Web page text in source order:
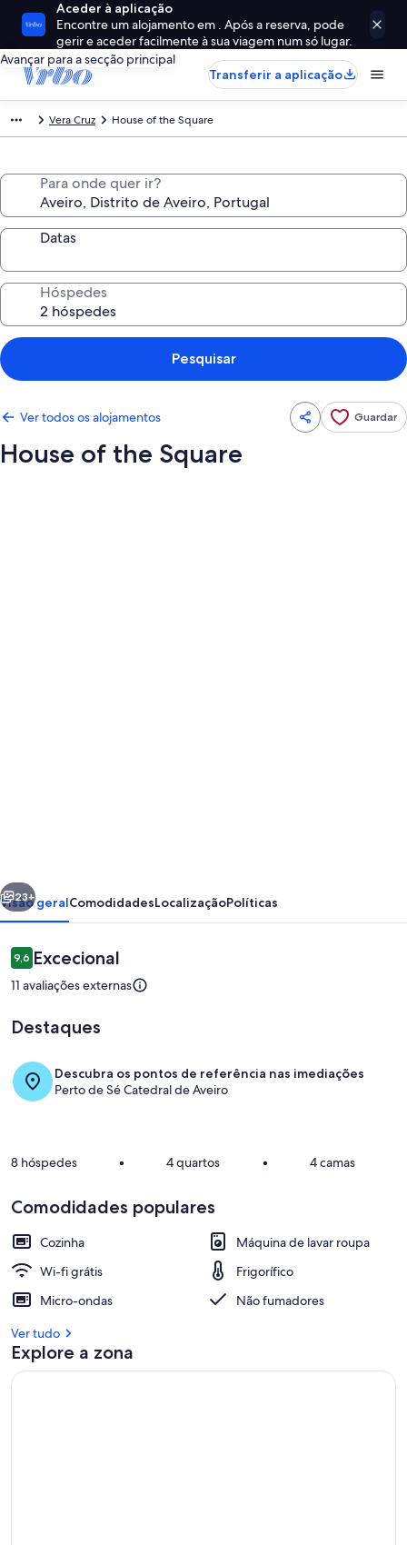
Aceder à aplicação
Encontre um alojamento em . Após a reserva, pode
gerir e aceder facilmente à sua viagem num só lugar.
Avançar para a secção principal
Transferir a aplicação
Vera Cruz House of the Square
Para onde quer ir?
Datas
Hóspedes
Pesquisar
Ver todos os alojamentos Guardar
House of the Square
Pormenores do exterior
Seguinte
23+
Visão geralComodidadesLocalizaçãoPolíticas
Avaliações
9,69,6 em 10
Excecional
11 avaliações externas
Destaques
Descubra os pontos de referência nas imediações
Perto de Sé Catedral de Aveiro
8 hóspedes • 4 quartos • 4 camas
Comodidades populares
Cozinha
Máquina de lavar roupa
Wi-fi grátis
Frigorífico
Micro-ondas
Não fumadores
Ver tudo
Explore a zona